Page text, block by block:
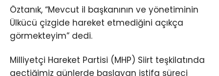
Öztanık, “Mevcut il başkanının ve yönetiminin
Ülkücü çizgide hareket etmediğini açıkça
görmekteyim” dedi.
Milliyetçi Hareket Partisi (MHP) Siirt teşkilatında
geçtiğimiz günlerde başlayan istifa süreci